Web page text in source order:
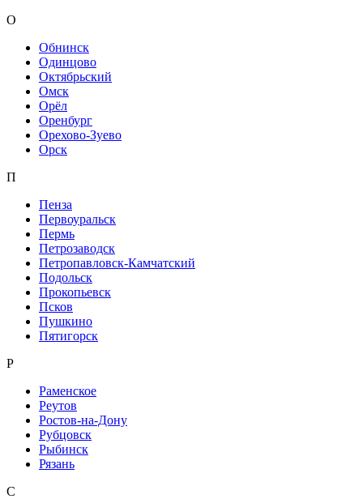
О
Обнинск
Одинцово
Октябрьский
Омск
Орёл
Оренбург
Орехово-Зуево
Орск
П
Пенза
Первоуральск
Пермь
Петрозаводск
Петропавловск-Камчатский
Подольск
Прокопьевск
Псков
Пушкино
Пятигорск
Р
Раменское
Реутов
Ростов-на-Дону
Рубцовск
Рыбинск
Рязань
С